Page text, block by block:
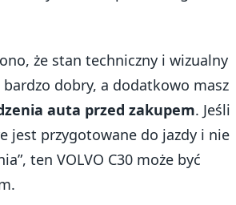
że stan techniczny i wizualny
dobry, a dodatkowo masz
auta przed zakupem. Jeśli
jest przygotowane do jazdy i nie
ten VOLVO C30 może być